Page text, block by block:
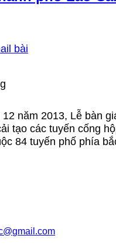
năm 2013, Lễ bàn
tạo các tuyến cống
84 tuyến phố phía